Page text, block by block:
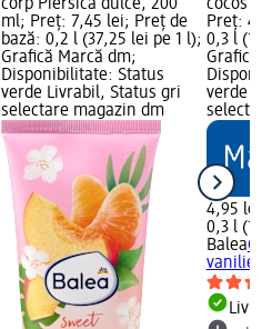
corp Piersică dulce, 200
ml; Preț: 7,45 lei; Preț de
bază: 0,2 l (37,25 lei pe 1 l);
Grafică Marcă dm;
Disponibilitate: Status
verde Livrabil, Status gri
selectare magazin dm
cocos și
Preț:
0,3 l
Grafică
verde
4,95 lei
0,3 l
Balea
vanilie,